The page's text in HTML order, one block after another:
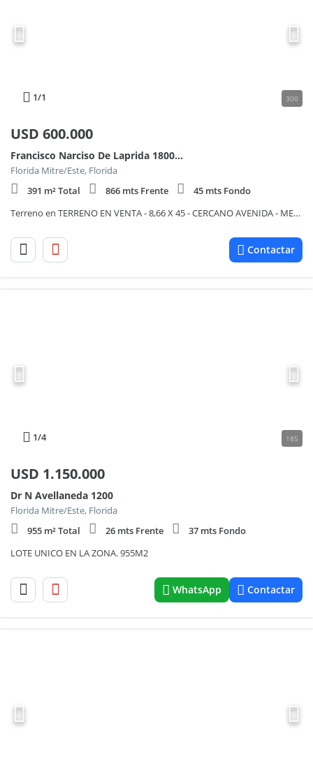
1/1 300
USD 600.000
Francisco Narciso De Laprida 1800, Piso PB
Florida Mitre/Este, Florida
391 m² Total
866 mts Frente
45 mts Fondo
Terreno en TERRENO EN VENTA - 8,66 X 45 - CERCANO AVENIDA - MEDIOS DE TRANSPORTE
Contactar
1/4 185
USD 1.150.000
Dr N Avellaneda 1200
Florida Mitre/Este, Florida
955 m² Total
26 mts Frente
37 mts Fondo
LOTE UNICO EN LA ZONA. 955M2
WhatsApp Contactar